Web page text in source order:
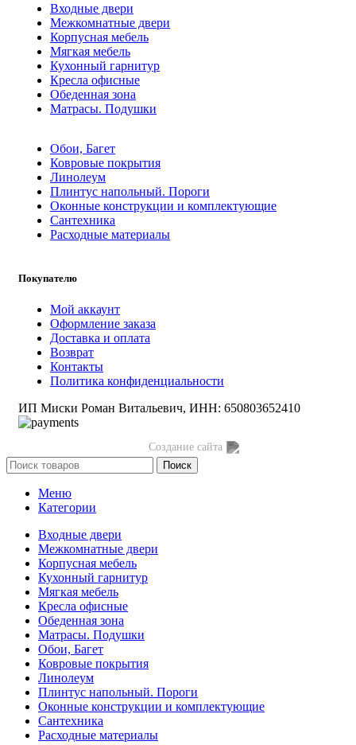
Входные двери
Межкомнатные двери
Корпусная мебель
Мягкая мебель
Кухонный гарнитур
Кресла офисные
Обеденная зона
Матрасы. Подушки
Обои, Багет
Ковровые покрытия
Линолеум
Плинтус напольный. Пороги
Оконные конструкции и комплектующие
Сантехника
Расходные материалы
Покупателю
Мой аккаунт
Оформление заказа
Доставка и оплата
Возврат
Контакты
Политика конфиденциальности
ИП Миски Роман Витальевич, ИНН: 650803652410
Создание сайта
Поиск
Меню
Категории
Входные двери
Межкомнатные двери
Корпусная мебель
Кухонный гарнитур
Мягкая мебель
Кресла офисные
Обеденная зона
Матрасы. Подушки
Обои, Багет
Ковровые покрытия
Линолеум
Плинтус напольный. Пороги
Оконные конструкции и комплектующие
Сантехника
Расходные материалы